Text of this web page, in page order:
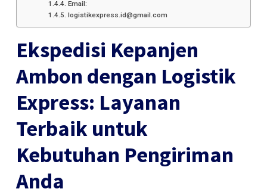
Email:
logistikexpress.id@gmail.com
Ekspedisi Kepanjen
Ambon dengan Logistik
Express: Layanan
Terbaik untuk
Kebutuhan Pengiriman
Anda